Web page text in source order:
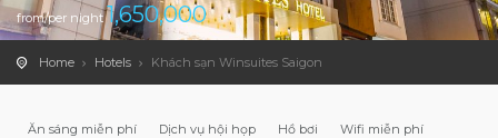
from/per night1,650,000
Home Hotels Khách sạn Winsuites Saigon
Ăn sáng miễn phí Dịch vụ hội họp Hồ bơi Wifi miễn phí